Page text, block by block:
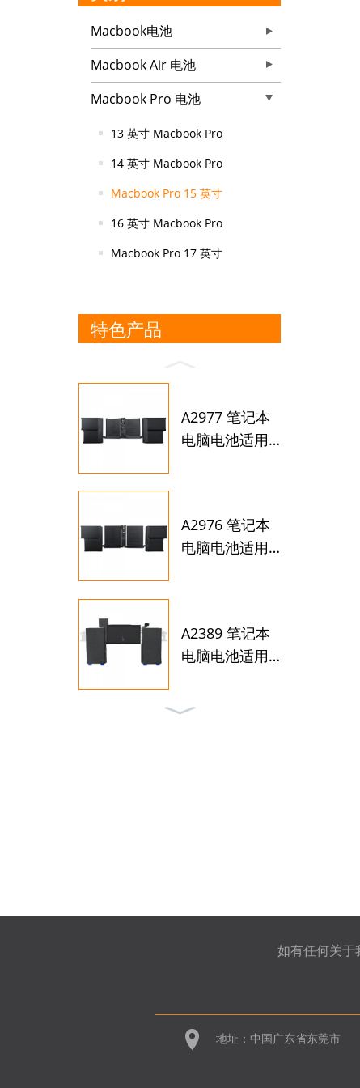
Macbook电池
Macbook Air 电池
Macbook Pro 电池
13 英寸 Macbook Pro
14 英寸 Macbook Pro
Macbook Pro 15 英寸
16 英寸 Macbook Pro
Macbook Pro 17 英寸
特色产品
A2977 笔记本
电脑电池适用
A2976 笔记本
电脑电池适用
A2389 笔记本
电脑电池适用
如有任何关于
地址： 中国广东省东莞市